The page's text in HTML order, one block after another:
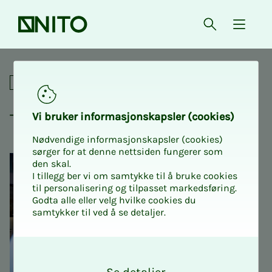
Forsiden Åpne søk
{
Turnusplanlegging
For tillitsvalgte
Tur­­­nus­plan­­­leg­­­ging
Vi bru­­­ker in­­­for­­­ma­­­sjons­­­kaps­­­­­ler (cookies)
Nødvendige informasjonskapsler (cookies)
sørger for at denne nettsiden fungerer som
den skal.
I tillegg ber vi om samtykke til å bruke cookies
til personalisering og tilpasset markedsføring.
Godta alle eller velg hvilke cookies du
samtykker til ved å se detaljer.